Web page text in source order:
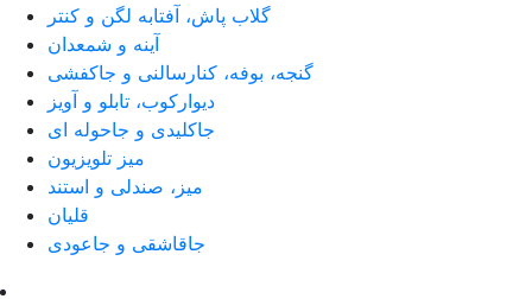
گلاب پاش، آفتابه لگن و کنتر
آینه و شمعدان
گنجه، بوفه، کنارسالنی و جاکفشی
دیوارکوب، تابلو و آویز
جاکلیدی و جاحوله ای
میز تلویزیون
میز، صندلی و استند
قلیان
جاقاشقی و جاعودی